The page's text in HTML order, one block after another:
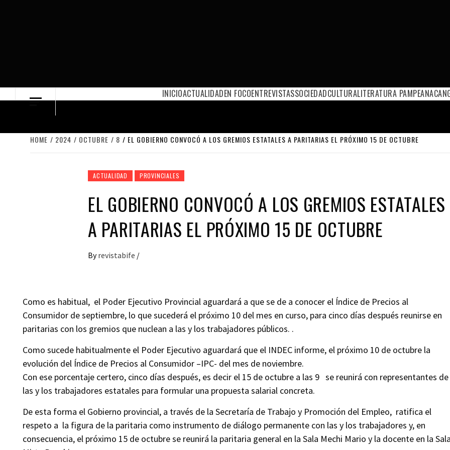
INICIOACTUALIDADEN FOCOENTREVISTASSOCIEDADCULTURALITERATURA PAMPEANA
HOME 2024 OCTUBRE 8 EL GOBIERNO CONVOCÓ A LOS GREMIOS ESTATALES A PARITARIAS EL PRÓXIMO 15 DE OCTUBRE
ACTUALIDAD PROVINCIALES
EL GOBIERNO CONVOCÓ A LOS GREMIOS ESTATALES
A PARITARIAS EL PRÓXIMO 15 DE OCTUBRE
By revistabife /
Como es habitual, el Poder Ejecutivo Provincial aguardará a que se de a conocer el Índice de Precios al
Consumidor de septiembre, lo que sucederá el próximo 10 del mes en curso, para cinco días después reunirse en
paritarias con los gremios que nuclean a las y los trabajadores públicos. .
Como sucede habitualmente el Poder Ejecutivo aguardará que el INDEC informe, el próximo 10 de octubre la
evolución del Índice de Precios al Consumidor –IPC- del mes de noviembre.
Con ese porcentaje certero, cinco días después, es decir el 15 de octubre a las 9 se reunirá con representantes de
las y los trabajadores estatales para formular una propuesta salarial concreta.
De esta forma el Gobierno provincial, a través de la Secretaría de Trabajo y Promoción del Empleo, ratifica el
respeto a la figura de la paritaria como instrumento de diálogo permanente con las y los trabajadores y, en
consecuencia, el próximo 15 de octubre se reunirá la paritaria general en la Sala Mechi Mario y la docente en la